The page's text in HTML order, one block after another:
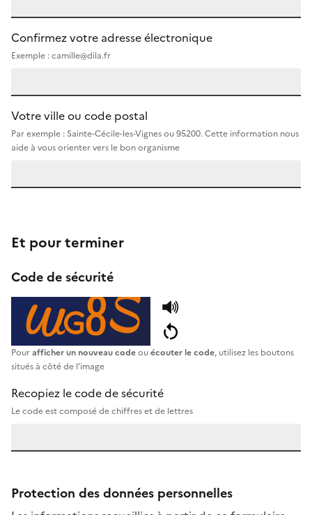
Confirmez votre adresse électronique
Exemple : camille@dila.fr
Votre ville ou code postal
Par exemple : Sainte-Cécile-les-Vignes ou 95200. Cette information nous
aide à vous orienter vers le bon organisme
Et pour terminer
Code de sécurité
Pourafficher un nouveau codeouécouter le code, utilisez les boutons
situés à côté de l’image
Recopiez le code de sécurité
Le code est composé de chiffres et de lettres
Protection des données personnelles